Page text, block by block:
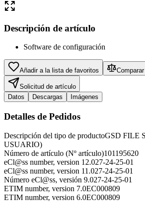
Descripción de artículo
Software de configuración
Añadir a la lista de favoritos Comparar
Solicitud de artículo
Datos
Descargas Imágenes
Detalles de Pedidos
Descripción del tipo de productoGSD FILE
USUARIO)
Número de artículo (Nº artículo)101195620
eCl@ss number, version 12.027-24-25-01
eCl@ss number, version 11.027-24-25-01
Número eCl@ss, versión 9.027-24-25-01
ETIM number, version 7.0EC000809
ETIM number, version 6.0EC000809